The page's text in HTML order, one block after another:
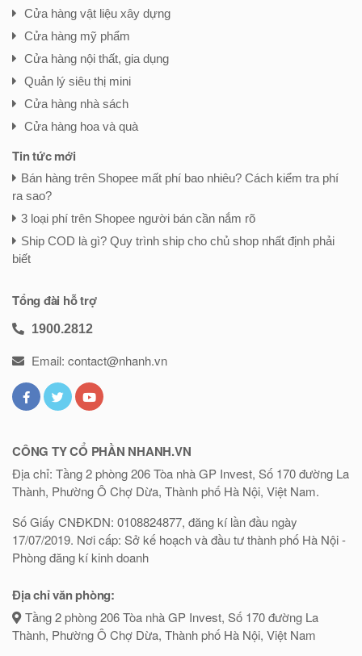
Cửa hàng vật liệu xây dựng
Cửa hàng mỹ phẩm
Cửa hàng nội thất, gia dụng
Quản lý siêu thị mini
Cửa hàng nhà sách
Cửa hàng hoa và quà
Tin tức mới
Bán hàng trên Shopee mất phí bao nhiêu? Cách kiểm tra phí
ra sao?
3 loại phí trên Shopee người bán cần nắm rõ
Ship COD là gì? Quy trình ship cho chủ shop nhất định phải
biết
Tổng đài hỗ trợ
1900.2812
Email: contact@nhanh.vn
CÔNG TY CỔ PHẦN NHANH.VN
Địa chỉ: Tầng 2 phòng 206 Tòa nhà GP Invest, Số 170 đường La
Thành, Phường Ô Chợ Dừa, Thành phố Hà Nội, Việt Nam.
Số Giấy CNĐKDN: 0108824877, đăng kí lần đầu ngày
17/07/2019. Nơi cấp: Sở kế hoạch và đầu tư thành phố Hà Nội -
Phòng đăng kí kinh doanh
Địa chỉ văn phòng:
Tầng 2 phòng 206 Tòa nhà GP Invest, Số 170 đường La
Thành, Phường Ô Chợ Dừa, Thành phố Hà Nội, Việt Nam